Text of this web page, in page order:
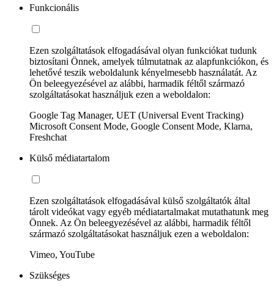
Funkcionális
Ezen szolgáltatások elfogadásával olyan funkciókat tudunk
biztosítani Önnek, amelyek túlmutatnak az alapfunkciókon, és
lehetővé teszik weboldalunk kényelmesebb használatát. Az
Ön beleegyezésével az alábbi, harmadik féltől származó
szolgáltatásokat használjuk ezen a weboldalon:
Google Tag Manager, UET (Universal Event Tracking)
Microsoft Consent Mode, Google Consent Mode, Klarna,
Freshchat
Külső médiatartalom
Ezen szolgáltatások elfogadásával külső szolgáltatók által
tárolt videókat vagy egyéb médiatartalmakat mutathatunk meg
Önnek. Az Ön beleegyezésével az alábbi, harmadik féltől
származó szolgáltatásokat használjuk ezen a weboldalon:
Vimeo, YouTube
Szükséges